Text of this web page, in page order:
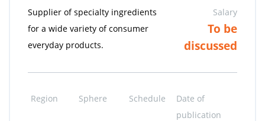
Supplier of specialty ingredients
for a wide variety of consumer
everyday products.
Salary
To be
discussed
Region Sphere Schedule
Date of
publication